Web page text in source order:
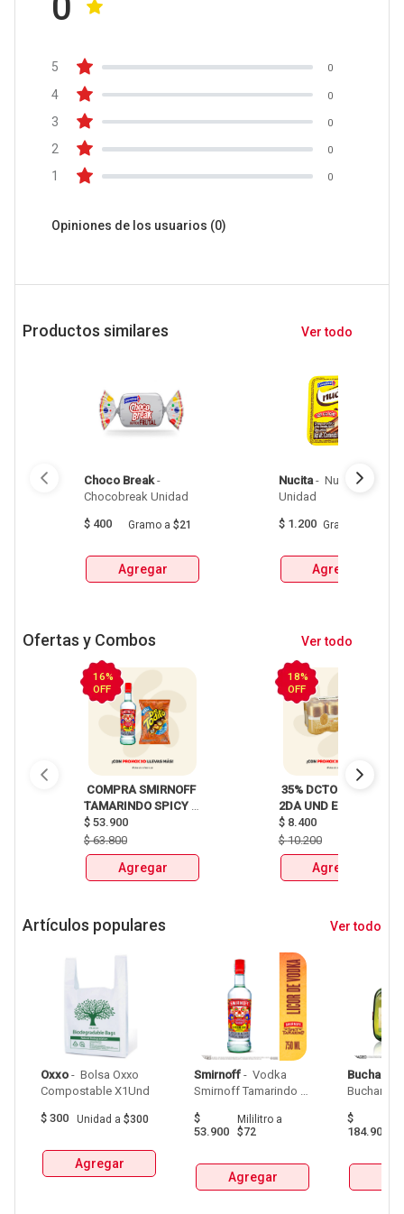
5 0
4 0
3 0
2 0
1 0
Opiniones de los usuarios (0)
Productos similares Ver todo
Choco Break -
$ 400 Gramo a $21
Agregar
Nucita - Nucita Crema
$ 1.200 Gramo
Agregar
Ofertas y Combos Ver todo
16%
OFF
COMPRA SMIRNOFF
TAMARINDO SPICY
X750ml Y LLEVATE
DETODITO 165GR o
150GR
$ 53.900
$63.800
Agregar
18%
OFF
35% DCTO EN LA
2DA UND EN
CERVEZA CLUB
COLOMBIA LATA
X330ml
$ 8.400
$10.200
Agregar
Artículos populares Ver todo
Oxxo - Bolsa Oxxo
$ 300 Unidad a $300
Agregar
Smirnoff - Vodka
Smirnoff Tamarindo
$
53.900
Mililitroa
$72
Agregar
$
184.900